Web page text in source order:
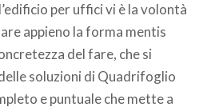
per uffici vi è la volontà
appieno la forma mentis
del fare, che si
soluzioni di Quadrifoglio
e puntuale che mette a